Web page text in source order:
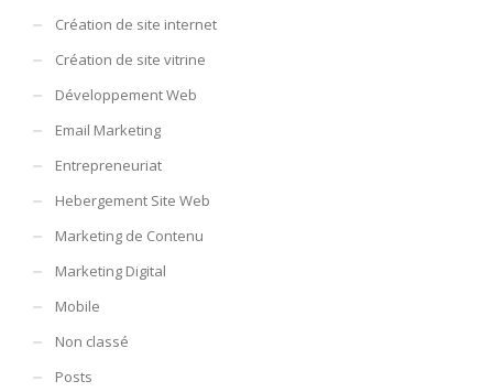
Création de site internet
Création de site vitrine
Développement Web
Email Marketing
Entrepreneuriat
Hebergement Site Web
Marketing de Contenu
Marketing Digital
Mobile
Non classé
Posts